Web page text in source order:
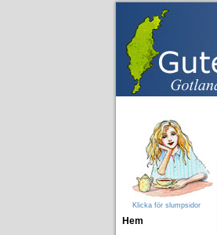
Klicka för slumpsidor
Hem